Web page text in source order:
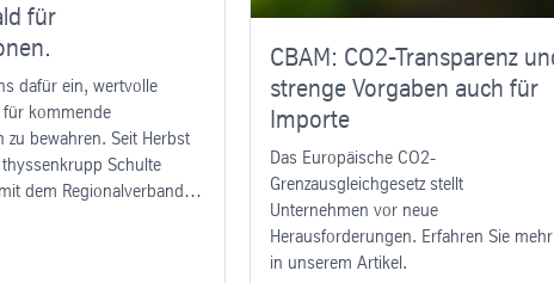
für
dafür ein, wertvolle
für kommende
zu bewahren. Seit Herbst
Schulte
dem Regionalverband
CBAM: CO2-Transparenz
strenge Vorgaben auch für
Importe
Das Europäische CO2-
Grenzausgleichgesetz stellt
Unternehmen vor neue
Herausforderungen. Erfahren Sie mehr
in unserem Artikel.